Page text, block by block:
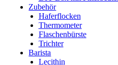
Zubehör
Haferflocken
Thermometer
Flaschenbürste
Trichter
Barista
Lecithin